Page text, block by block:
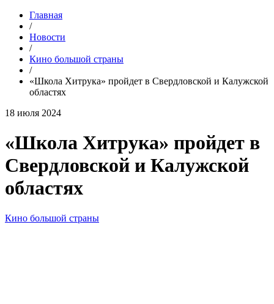
Главная
/
Новости
/
Кино большой страны
/
«Школа Хитрука» пройдет в Свердловской и Калужской
областях
18 июля 2024
«Школа Хитрука» пройдет в
Свердловской и Калужской
областях
Кино большой страны